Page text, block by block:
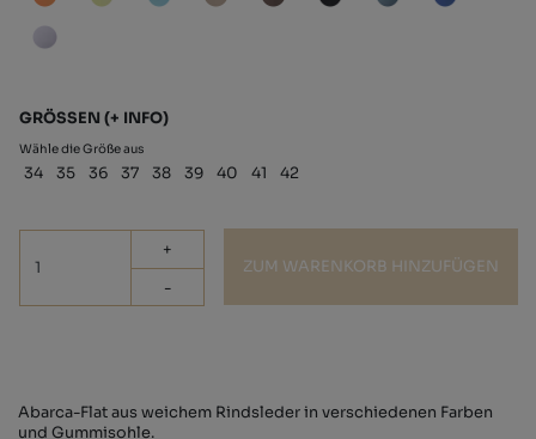
GRÖSSEN (+ INFO)
Wähle die Größe aus
34 35 36 37 38 39 40 41 42
+
-
ZUM WARENKORB HINZUFÜGEN
Abarca-Flat aus weichem Rindsleder in verschiedenen Farben
und Gummisohle.